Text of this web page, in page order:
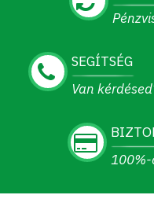
SEGÍTSÉG
Van
100%-